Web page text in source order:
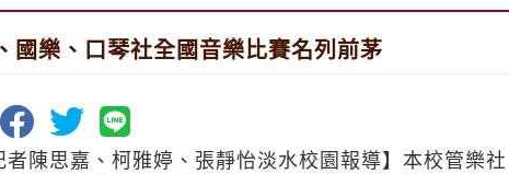
國樂、口琴社全國音樂比賽名列前茅
者陳思嘉、柯雅婷、張靜怡淡水校園報導】本校管